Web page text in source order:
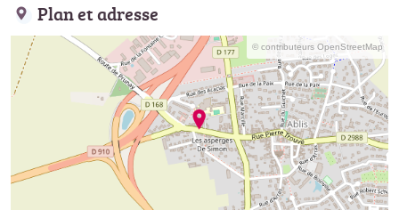
Plan et adresse
© contributeurs OpenStreetMap